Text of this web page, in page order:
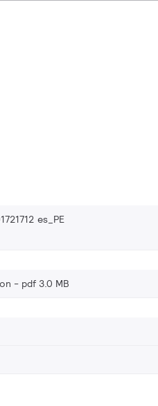
es_PE
pdf 3.0 MB